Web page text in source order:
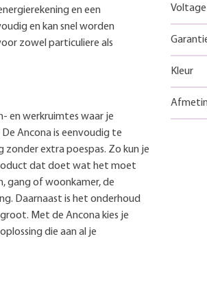
en een
en kan snel worden
zowel particuliere als
en werkruimtes waar je
Ancona is eenvoudig te
extra poespas. Zo kun je
dat doet wat het moet
gang of woonkamer, de
Daarnaast is het onderhoud
Met de Ancona kies je
die aan al je
Voltage
Kleur